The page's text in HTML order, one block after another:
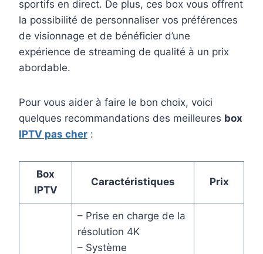
sportifs en direct. De plus, ces box vous offrent
la possibilité de personnaliser vos préférences
de visionnage et de bénéficier d’une
expérience de streaming de qualité à un prix
abordable.
Pour vous aider à faire le bon choix, voici
quelques recommandations des meilleures box
IPTV pas cher :
Box
IPTV
Caractéristiques Prix
– Prise en charge de la
résolution 4K
– Système